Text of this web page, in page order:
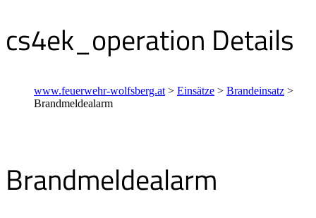
cs4ek_operation Details
www.feuerwehr-wolfsberg.at > Einsätze > Brandeinsatz >
Brandmeldealarm
Brandmeldealarm